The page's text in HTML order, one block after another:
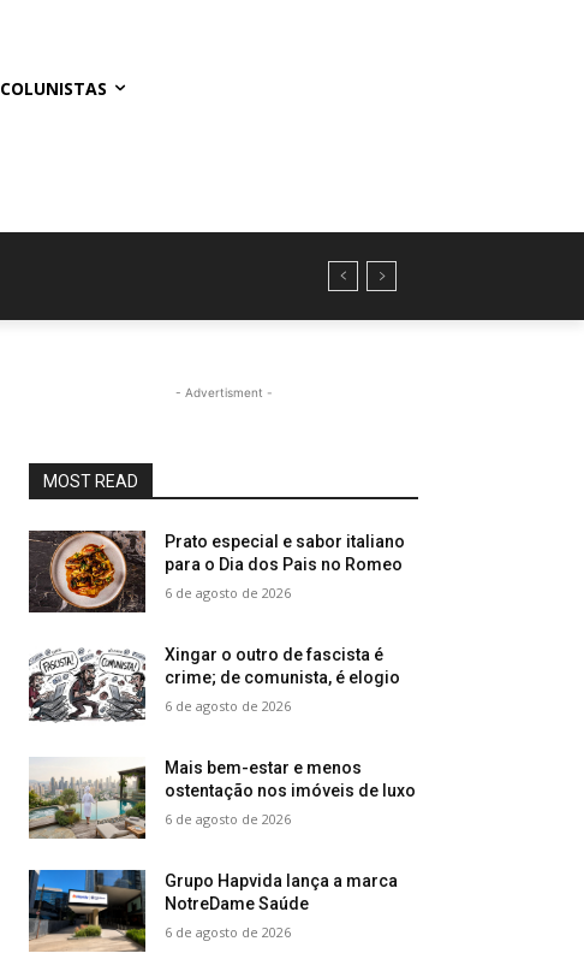
COLUNISTAS
- Advertisment -
MOST READ
Prato especial e sabor italiano
para o Dia dos Pais no Romeo
6 de agosto de 2026
Xingar o outro de fascista é
crime; de comunista, é elogio
6 de agosto de 2026
Mais bem-estar e menos
ostentação nos imóveis de luxo
6 de agosto de 2026
Grupo Hapvida lança a marca
NotreDame Saúde
6 de agosto de 2026